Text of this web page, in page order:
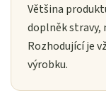
Většina
doplněk stravy,
Rozhodující je
výrobku.